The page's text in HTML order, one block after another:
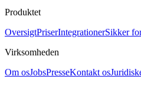
Produktet
OversigtPriserIntegrationerSikker
Virksomheden
Om osJobsPresseKontakt os